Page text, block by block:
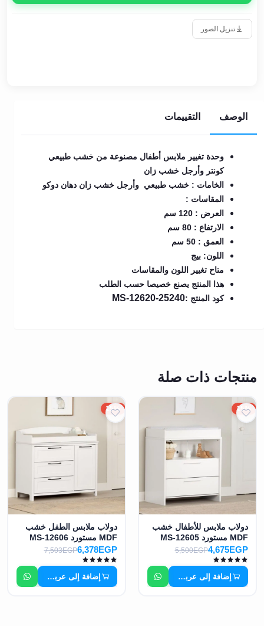
تنزيل الصور
الوصف التقييمات
وحدة تغيير ملابس أطفال مصنوعة من خشب طبيعي
كونتر وأرجل خشب زان
الخامات : خشب طبيعي وأرجل خشب زان دهان دوكو
المقاسات :
العرض : 120 سم
الارتفاع : 80 سم
العمق : 50 سم
اللون: بيج
متاح تغيير اللون والمقاسات
هذا المنتج يصنع خصيصا حسب الطلب
كود المنتج :MS-12620-25240
منتجات ذات صلة
15%
دولاب ملابس للأطفال خشب
MDF مستورد MS-12605
4,675EGP
5,500EGP
إضافة إلى عربة التسوق
15%
دولاب ملابس الطفل خشب
MDF مستورد MS-12606
6,378EGP
7,503EGP
إضافة إلى عربة التسوق